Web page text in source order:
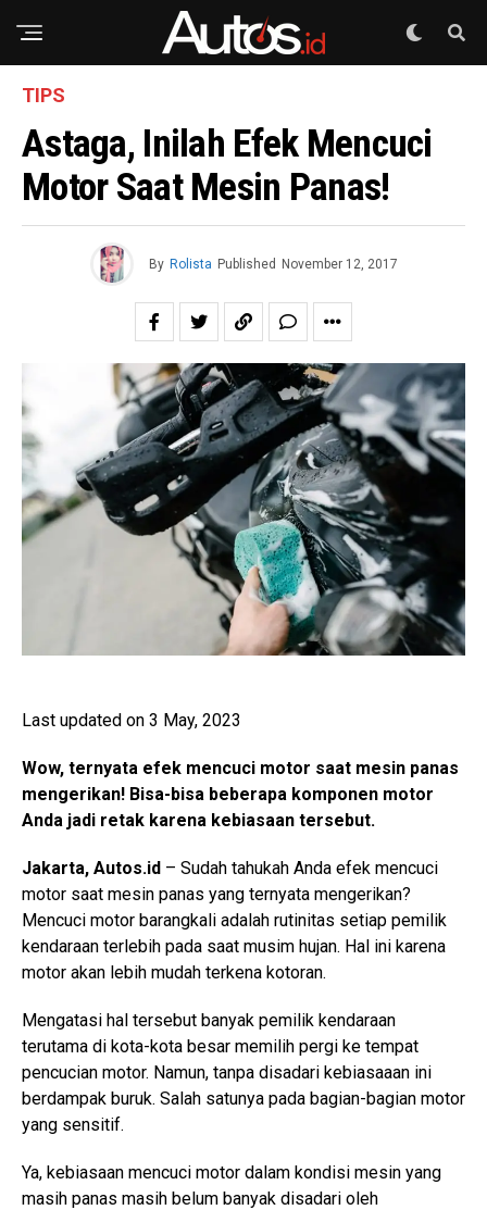
TIPS
Astaga, Inilah Efek Mencuci
Motor Saat Mesin Panas!
By Rolista Published November 12, 2017
Last updated on 3 May, 2023
Wow, ternyata efek mencuci motor saat mesin panas
mengerikan! Bisa-bisa beberapa komponen motor
Anda jadi retak karena kebiasaan tersebut.
Jakarta, Autos.id ­– Sudah tahukah Anda efek mencuci
motor saat mesin panas yang ternyata mengerikan?
Mencuci motor barangkali adalah rutinitas setiap pemilik
kendaraan terlebih pada saat musim hujan. Hal ini karena
motor akan lebih mudah terkena kotoran.
Mengatasi hal tersebut banyak pemilik kendaraan
terutama di kota-kota besar memilih pergi ke tempat
pencucian motor. Namun, tanpa disadari kebiasaaan ini
berdampak buruk. Salah satunya pada bagian-bagian motor
yang sensitif.
Ya, kebiasaan mencuci motor dalam kondisi mesin yang
masih panas masih belum banyak disadari oleh